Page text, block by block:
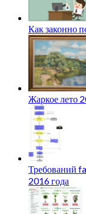
Как законно
Жаркое лето
Требований
2016 года